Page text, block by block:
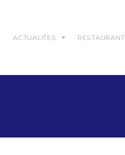
ACTUALITES RESTAURANT